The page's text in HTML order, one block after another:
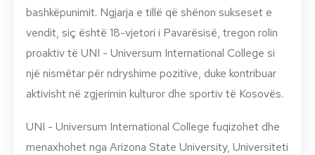
bashkëpunimit. Ngjarja e tillë që shënon sukseset e
vendit, siç është 18-vjetori i Pavarësisë, tregon rolin
proaktiv të UNI - Universum International College si
një nismëtar për ndryshime pozitive, duke kontribuar
aktivisht në zgjerimin kulturor dhe sportiv të Kosovës.
UNI - Universum International College fuqizohet dhe
menaxhohet nga Arizona State University, Universiteti